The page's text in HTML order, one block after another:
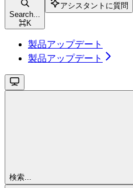
Search...
⌘K
アシスタントに質問
製品アップデート
製品アップデート
検索...